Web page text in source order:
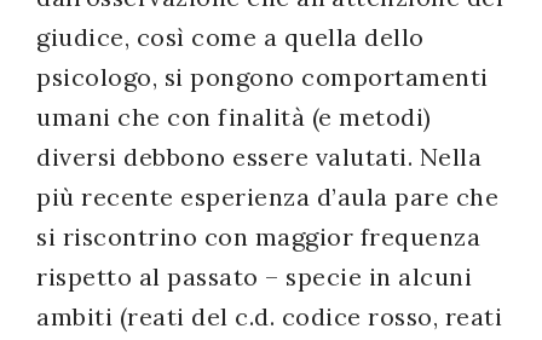
giudice, così come a quella dello
psicologo, si pongono comportamenti
umani che con finalità (e metodi)
diversi debbono essere valutati. Nella
più recente esperienza d’aula pare che
si riscontrino con maggior frequenza
rispetto al passato – specie in alcuni
ambiti (reati del c.d. codice rosso, reati